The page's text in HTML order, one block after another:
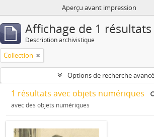
Aperçu avant impression
Affichage de 1 résultats
Description archivistique
Collection
Options de recherche
1 résultats avec objets numériques
avec des objets numériques